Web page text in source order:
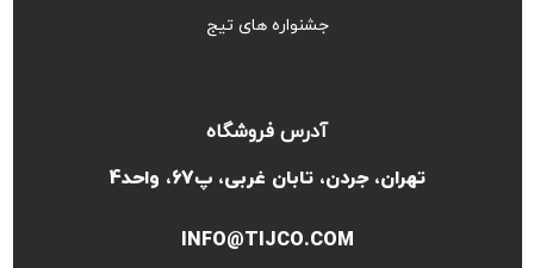
جشنواره های تیج
آدرس فروشگاه
تهران، جردن، تابان غربی، پ67، واحد4
INFO@TIJCO.COM